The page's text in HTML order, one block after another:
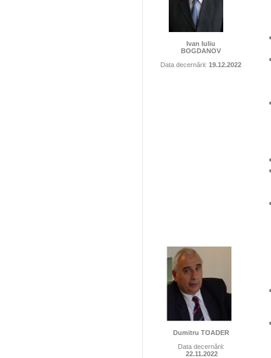
Ivan Iuliu
BOGDANOV
Data decernării: 19.12.2022
Dumitru TOADER
Data decernării:
22.11.2022